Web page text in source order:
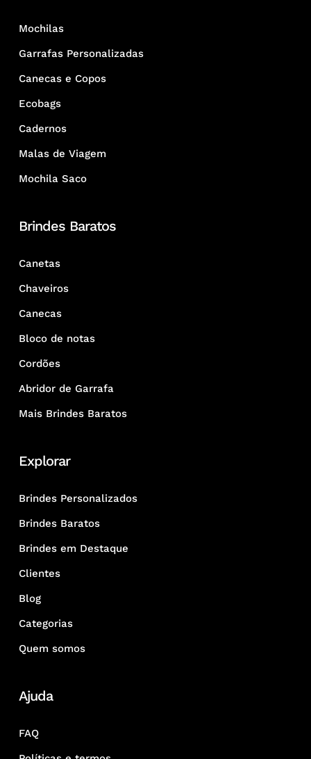
Mochilas
Garrafas Personalizadas
Canecas e Copos
Ecobags
Cadernos
Malas de Viagem
Mochila Saco
Brindes Baratos
Canetas
Chaveiros
Canecas
Bloco de notas
Cordões
Abridor de Garrafa
Mais Brindes Baratos
Explorar
Brindes Personalizados
Brindes Baratos
Brindes em Destaque
Clientes
Blog
Categorias
Quem somos
Ajuda
FAQ